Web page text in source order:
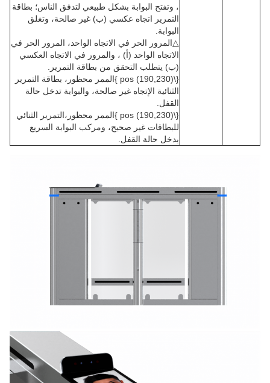
، وتفتح البوابة بشكل طبيعي لتدفق الناس؛ بطاقة
التمرير اتجاه عكسي (ب) غير صالحة، وتغلق
البوابة.
△المرور الحر في الاتجاه الواحد، المرور الحر في
الاتجاه الواحد (أ) ، والمرور في الاتجاه العكسي
(ب) يتطلب التحقق من بطاقة التمرير.
{\pos (190,230) }الممر محظور، بطاقة التمرير
الثنائية الإتجاه غير صالحة، والبوابة تدخل حالة
القفل.
{\pos (190,230) }الممر محظور،التمرير الثنائي
للبطاقات غير صحيح، ومركب البوابة السريع
يدخل حالة القفل.